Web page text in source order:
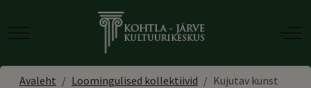
Mobile Menu Toggle Off-
Avaleht Loomingulised kollektiivid Kujutav kunst